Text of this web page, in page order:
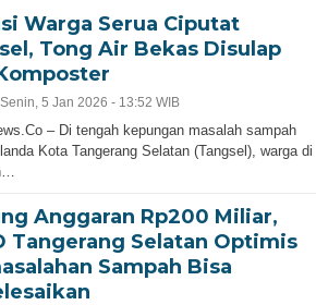
Warga Serua Ciputat
Tong Air Bekas Disulap
Senin, 5 Jan 2026 - 13:52 WIB
– Di tengah kepungan masalah sampah
Kota Tangerang Selatan (Tangsel), warga di
Anggaran Rp200 Miliar,
Tangerang Selatan Optimis
Sampah Bisa
Gubernur Baru, Banten Harus Lebih Maju |
Adalah Kunci